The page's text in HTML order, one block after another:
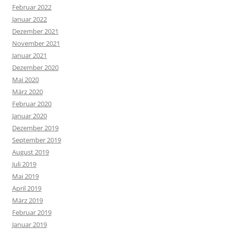
Februar 2022
Januar 2022
Dezember 2021
November 2021
Januar 2021
Dezember 2020
Mai 2020
März 2020
Februar 2020
Januar 2020
Dezember 2019
September 2019
August 2019
Juli 2019
Mai 2019
April 2019
März 2019
Februar 2019
Januar 2019